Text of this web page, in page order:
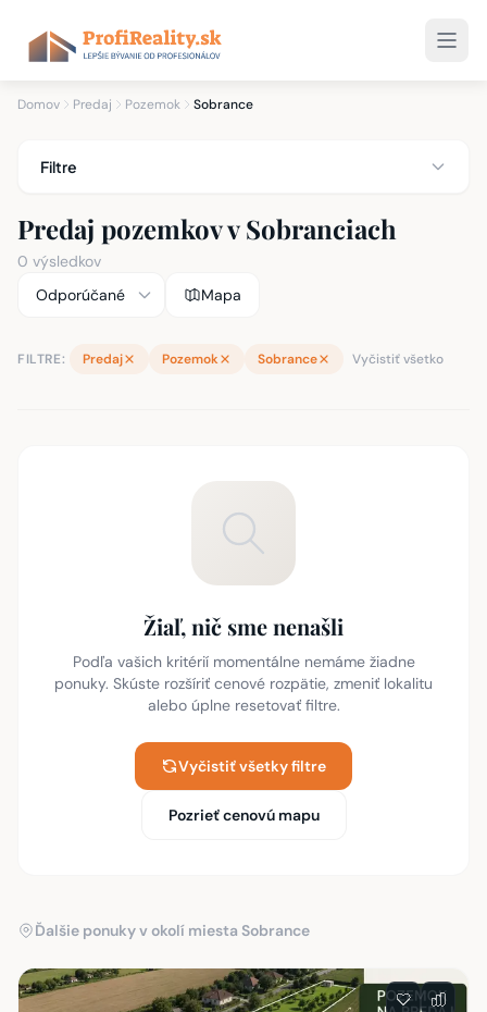
Domov Predaj Pozemok Sobrance
Filtre
Predaj pozemkov v Sobranciach
0 výsledkov
Mapa
FILTRE: Predaj Pozemok Sobrance Vyčistiť všetko
Žiaľ, nič sme nenašli
Podľa vašich kritérií momentálne nemáme žiadne
ponuky. Skúste rozšíriť cenové rozpätie, zmeniť lokalitu
alebo úplne resetovať filtre.
Vyčistiť všetky filtre
Pozrieť cenovú mapu
Ďalšie ponuky v okolí miesta Sobrance